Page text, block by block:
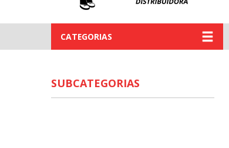
CATEGORIAS
SUBCATEGORIAS